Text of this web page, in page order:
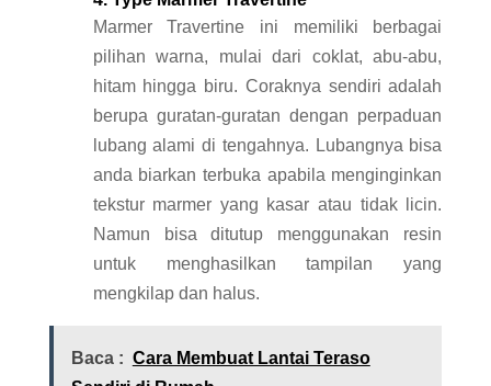
Marmer Travertine ini memiliki berbagai
pilihan warna, mulai dari coklat, abu-abu,
hitam hingga biru. Coraknya sendiri adalah
berupa guratan-guratan dengan perpaduan
lubang alami di tengahnya. Lubangnya bisa
anda biarkan terbuka apabila menginginkan
tekstur marmer yang kasar atau tidak licin.
Namun bisa ditutup menggunakan resin
untuk menghasilkan tampilan yang
mengkilap dan halus.
Baca : Cara Membuat Lantai Teraso